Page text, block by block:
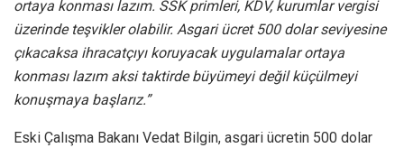
ortaya konması lazım. SSK primleri, KDV, kurumlar vergisi
üzerinde teşvikler olabilir. Asgari ücret 500 dolar seviyesine
çıkacaksa ihracatçıyı koruyacak uygulamalar ortaya
konması lazım aksi taktirde büyümeyi değil küçülmeyi
konuşmaya başlarız.”
Eski Çalışma Bakanı Vedat Bilgin, asgari ücretin 500 dolar